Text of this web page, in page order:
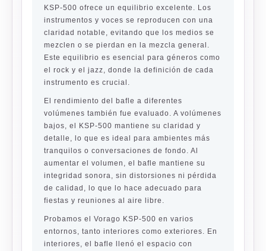
KSP-500 ofrece un equilibrio excelente. Los
instrumentos y voces se reproducen con una
claridad notable, evitando que los medios se
mezclen o se pierdan en la mezcla general.
Este equilibrio es esencial para géneros como
el rock y el jazz, donde la definición de cada
instrumento es crucial.
El rendimiento del bafle a diferentes
volúmenes también fue evaluado. A volúmenes
bajos, el KSP-500 mantiene su claridad y
detalle, lo que es ideal para ambientes más
tranquilos o conversaciones de fondo. Al
aumentar el volumen, el bafle mantiene su
integridad sonora, sin distorsiones ni pérdida
de calidad, lo que lo hace adecuado para
fiestas y reuniones al aire libre.
Probamos el Vorago KSP-500 en varios
entornos, tanto interiores como exteriores. En
interiores, el bafle llenó el espacio con